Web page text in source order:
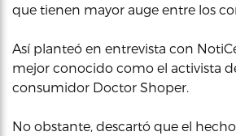
que tienen mayor auge entre los
Así planteó en entrevista con
mejor conocido como el activista
consumidor Doctor Shoper.
No obstante, descartó que el